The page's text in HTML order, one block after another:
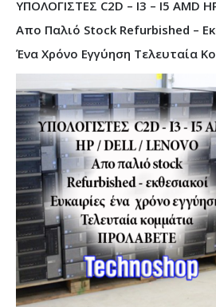
ΥΠΟΛΟΓΙΣΤΕΣ C2D – I3 – I5 AMD
Απο Παλιό Stock Refurbished –
Ένα Χρόνο Εγγύηση Τελευταία